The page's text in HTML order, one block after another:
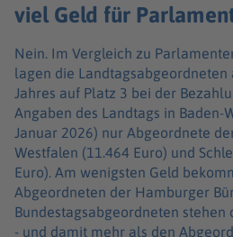
viel Geld für
Nein. Im Vergleich zu
lagen die Landtagsabgeordneten
Jahres auf Platz 3 bei der
Angaben des Landtags in Baden-
Januar 2026) nur Abgeordnete
Westfalen (11.464 Euro) und
Euro). Am wenigsten Geld
Abgeordneten der Hamburger
Bundestagsabgeordneten stehen
- und damit mehr als den